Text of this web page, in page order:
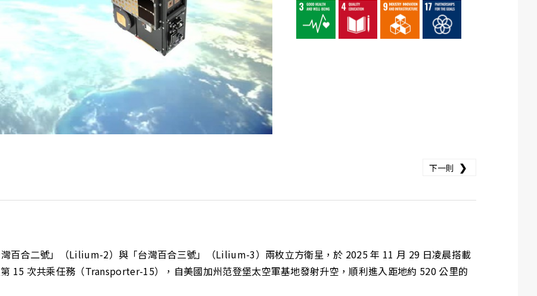
下一則 ❯
百合二號」（Lilium-2）與「台灣百合三號」（Lilium-3）兩枚立方衛星，於 2025 年 11 月 29 日凌晨搭載
15 次共乘任務（Transporter-15），自美國加州范登堡太空軍基地發射升空，順利進入距地約 520 公里的